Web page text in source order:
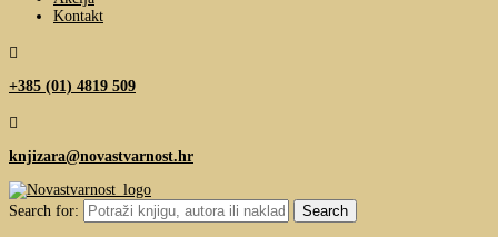
Kontakt

+385 (01) 4819 509

knjizara@novastvarnost.hr
Search for: